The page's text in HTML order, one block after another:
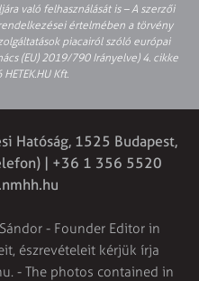
való felhasználását is – A szerzői
értelmében a törvény
piacairól szóló európai
(EU) 2019/790 Irányelve) 4. cikke
Kft.
Hatóság, 1525 Budapest,
| +36 1 356 5520
- Founder Editor in
észrevételeit kérjük írja
. - The photos contained in